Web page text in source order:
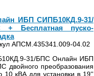
ИБП СИПБ10КД.9-31/
+ Бесплатная пуско-
АПСМ.435341.009-04.02
31/БПС Онлайн ИБП
двойного преобразования
кВА для установки в 19''